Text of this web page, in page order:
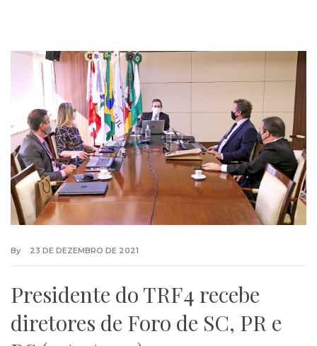
By 23 DE DEZEMBRO DE 2021
Presidente do TRF4 recebe
diretores de Foro de SC, PR e